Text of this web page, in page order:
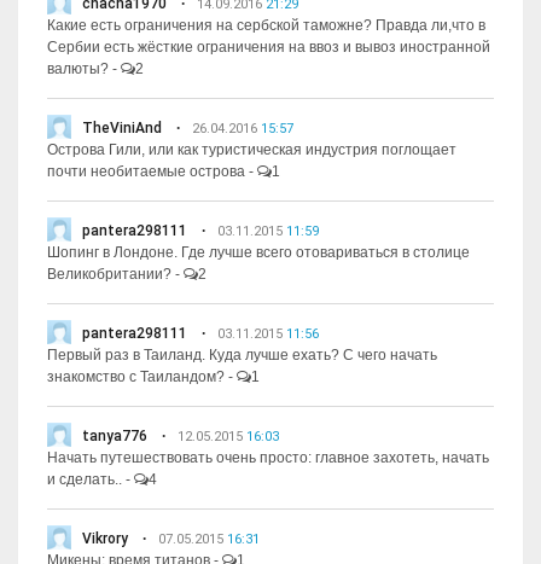
chacha1970 14.09.2016 21:29
Какие есть ограничения на сербской таможне? Правда ли,что в
Сербии есть жёсткие ограничения на ввоз и вывоз иностранной
валюты? - 2
TheViniAnd 26.04.2016 15:57
Острова Гили, или как туристическая индустрия поглощает
почти необитаемые острова - 1
pantera298111 03.11.2015 11:59
Шопинг в Лондоне. Где лучше всего отовариваться в столице
Великобритании? - 2
pantera298111 03.11.2015 11:56
Первый раз в Таиланд. Куда лучше ехать? С чего начать
знакомство с Таиландом? - 1
tanya776 12.05.2015 16:03
Начать путешествовать очень просто: главное захотеть, начать
и сделать.. - 4
Vikrory 07.05.2015 16:31
Микены: время титанов - 1